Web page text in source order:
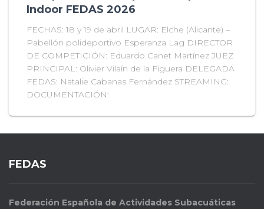
Indoor FEDAS 2026
FECHAS: 18 y 19 de abril LUGAR: Elche (Alicante) –
Pabellón polideportivo Esperanza Lag DIRECTOR
DE COMPETICIÓN: Eduardo Canet Martínez JUEZ
PRINCIPAL: Olivier Vilaín de la Figuera DELEGADA
FEDAS: Natalie Cabanas Fernández STREAMING:
DOCUMENTACIÓN:
FEDAS
Federación Española de Actividades Subacuáticas